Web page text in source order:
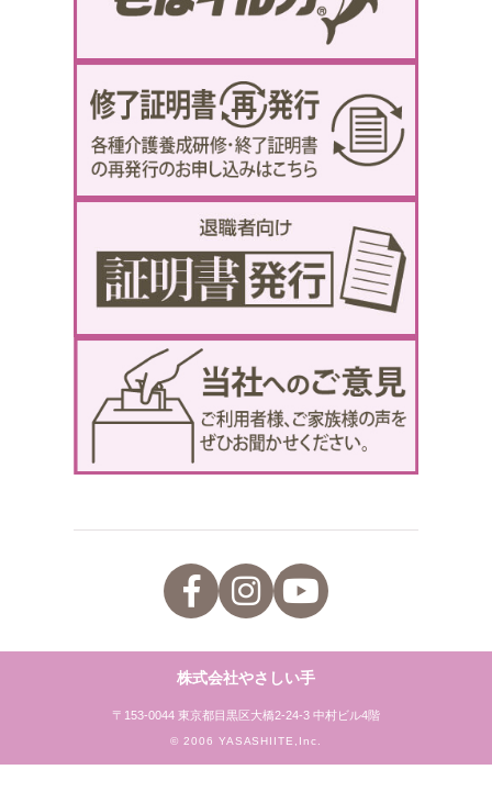
株式会社やさしい手
〒153-0044 東京都目黒区大橋2-24-3 中村ビル4階
© 2006 YASASHIITE,Inc.